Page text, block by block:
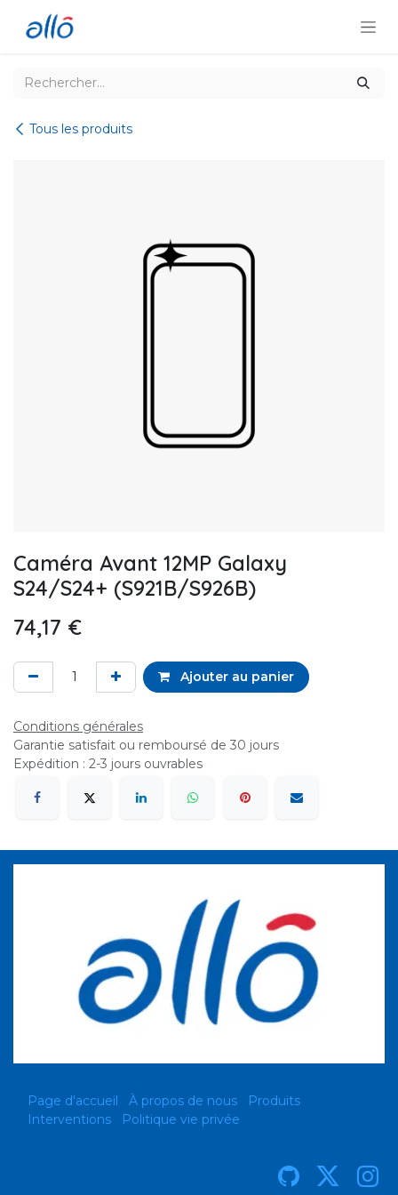
Tous les produits
Caméra Avant 12MP Galaxy
S24/S24+ (S921B/S926B)
74,17 €
Ajouter au panier
Conditions générales
Garantie satisfait ou remboursé de 30 jours
Expédition : 2-3 jours ouvrables
Page d'accueil À propos de nous
Produits
Interventions
Politique vie privée